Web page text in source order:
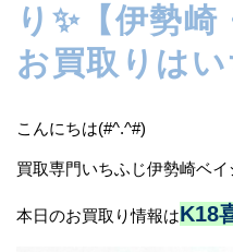
り✨【伊勢
お買取りは
こんにちは(#^.^#)
買取専門いちふじ伊勢崎ベイ
本日のお買取り情報はK18